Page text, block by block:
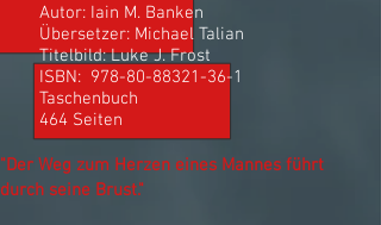
Autor: Iain M. Banken
Übersetzer: Michael Talian
Titelbild: Luke J. Frost
ISBN: 978-80-88321-36-1
Taschenbuch
464 Seiten
"Der Weg zum Herzen eines Mannes führt
durch seine Brust."